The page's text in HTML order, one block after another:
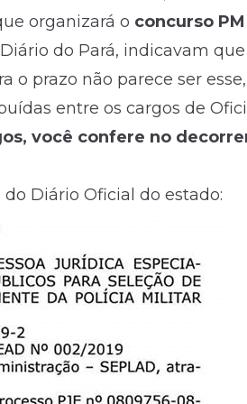
organizará o concurso
do Pará, indicavam que
o prazo não parece ser
entre os cargos de
você confere no
Diário Oficial do estado: